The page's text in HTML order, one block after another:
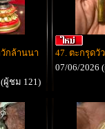
กล้านนา
ผู้ชม 121)
47. ตะกรุดวั
07/06/2026